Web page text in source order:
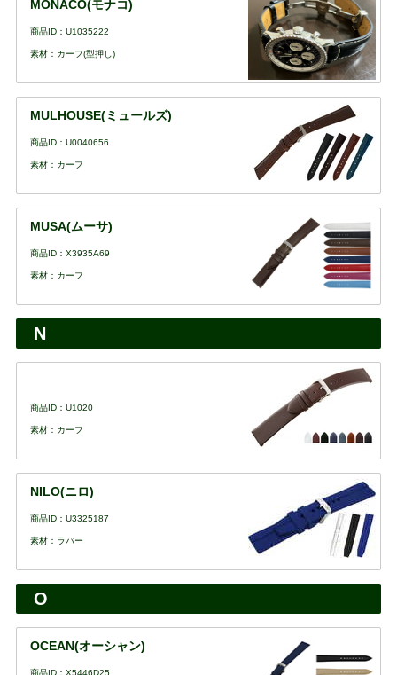
MONACO(モナコ)
商品ID：U1035222
素材：カーフ(型押し)
MULHOUSE(ミュールズ)
商品ID：U0040656
素材：カーフ
MUSA(ムーサ)
商品ID：X3935A69
素材：カーフ
N
商品ID：U1020
素材：カーフ
NILO(ニロ)
商品ID：U3325187
素材：ラバー
O
OCEAN(オーシャン)
商品ID：X5446D25